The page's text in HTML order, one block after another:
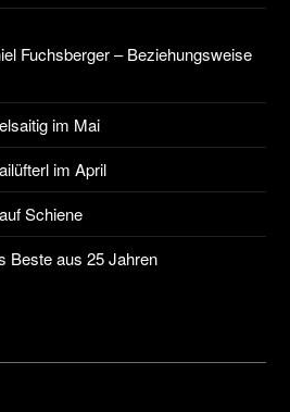
Fuchsberger – Beziehungsweise
im Mai
im April
Schiene
Beste aus 25 Jahren